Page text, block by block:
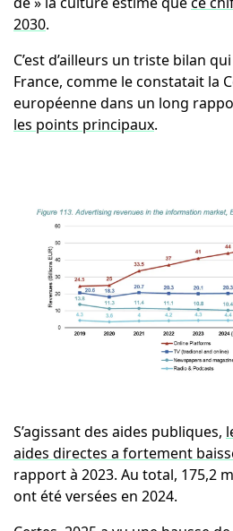
2030.
C’est d’ailleurs un triste bilan
France, comme le constatait la
européenne dans un long
les points principaux.
S’agissant des aides publiques,
aides directes a fortement
rapport à 2023. Au total, 175,2
ont été versées en 2024.